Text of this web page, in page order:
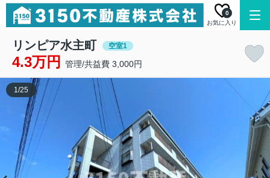
お気に入り
0
リンピア水主町 空室1
4.3万円 管理/共益費 3,000円
1/25